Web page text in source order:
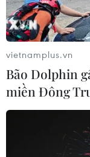
Số ca mắc sởi
do tỷ lệ tiêm
24/07/2026 23:59
Mỹ điều tra
tả do ký sinh
24/07/2026 05:44
vietnamplus.vn
Bão Dolphin
miền Đông